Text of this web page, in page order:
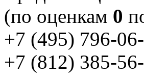
(по оценкам 0
+7 (495) 796-
+7 (812) 385-